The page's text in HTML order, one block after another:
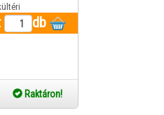
db
Raktáron!